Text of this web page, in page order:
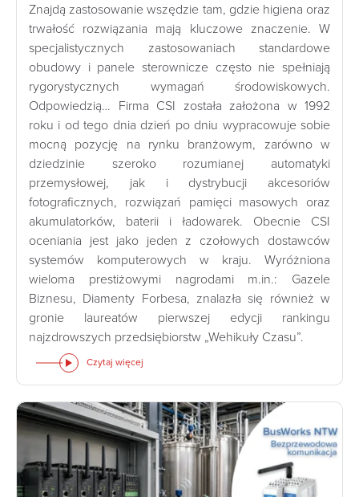
Znajdą zastosowanie wszędzie tam, gdzie higiena oraz
trwałość rozwiązania mają kluczowe znaczenie. W
specjalistycznych zastosowaniach standardowe
obudowy i panele sterownicze często nie spełniają
rygorystycznych wymagań środowiskowych.
Odpowiedzią… Firma CSI została założona w 1992
roku i od tego dnia dzień po dniu wypracowuje sobie
mocną pozycję na rynku branżowym, zarówno w
dziedzinie szeroko rozumianej automatyki
przemysłowej, jak i dystrybucji akcesoriów
fotograficznych, rozwiązań pamięci masowych oraz
akumulatorków, baterii i ładowarek. Obecnie CSI
oceniania jest jako jeden z czołowych dostawców
systemów komputerowych w kraju. Wyróżniona
wieloma prestiżowymi nagrodami m.in.: Gazele
Biznesu, Diamenty Forbesa, znalazła się również w
gronie laureatów pierwszej edycji rankingu
najzdrowszych przedsiębiorstw „Wehikuły Czasu”.
Czytaj więcej